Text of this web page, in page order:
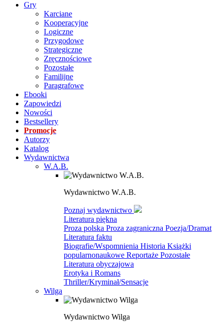
Gry
Karciane
Kooperacyjne
Logiczne
Przygodowe
Strategiczne
Zręcznościowe
Pozostałe
Familijne
Paragrafowe
Ebooki
Zapowiedzi
Nowości
Bestsellery
Promocje
Autorzy
Katalog
Wydawnictwa
W.A.B.
Wydawnictwo W.A.B.
Poznaj wydawnictwo
Literatura piękna
Proza polska Proza zagraniczna Poezja/Dramat
Literatura faktu
Biografie/Wspomnienia Historia Książki
popularnonaukowe Reportaże Pozostałe
Literatura obyczajowa
Erotyka i Romans
Thriller/Kryminał/Sensacje
Wilga
Wydawnictwo Wilga